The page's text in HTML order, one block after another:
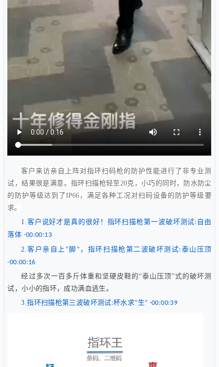
客户来访亲自上阵对指环扫码枪的防护性能进行了非专业测
试，结果很是满意。指环扫描枪轻至20克，小巧的同时，防水防尘
的防护等级达到了IP66，满足各种工况对扫码设备的防护等级要
求。
1. 客户说好才是真的很好！指环扫描枪第一波破坏测试: 自由
落体 -00:00:13
2. 客户亲自上 “ 脚 ” ，指环扫描枪第二波破坏测试: 泰山压顶
-00:00:16
经过多次一百多斤体重和坚硬皮鞋的“泰山压顶”式的破坏测
试，小小的指环，成功满血逃生。
3.指环扫描枪第三波破坏测试:杯水求“ 生” -00:00:39